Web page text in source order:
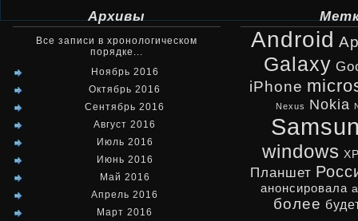
Архивы
Все записи в хронологическом
порядке...
Ноябрь 2016
Октябрь 2016
Сентябрь 2016
Август 2016
Июль 2016
Июнь 2016
Май 2016
Апрель 2016
Март 2016
Android
Galaxy
iPhone
Nexus Nokia
windows
Планшет
анонсировала
более